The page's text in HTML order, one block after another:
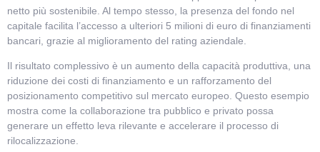
netto più sostenibile. Al tempo stesso, la presenza del fondo nel
capitale facilita l’accesso a ulteriori 5 milioni di euro di finanziamenti
bancari, grazie al miglioramento del rating aziendale.
Il risultato complessivo è un aumento della capacità produttiva, una
riduzione dei costi di finanziamento e un rafforzamento del
posizionamento competitivo sul mercato europeo. Questo esempio
mostra come la collaborazione tra pubblico e privato possa
generare un effetto leva rilevante e accelerare il processo di
rilocalizzazione.